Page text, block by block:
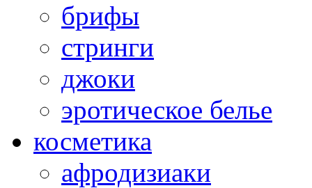
брифы
стринги
джоки
эротическое белье
косметика
афродизиаки